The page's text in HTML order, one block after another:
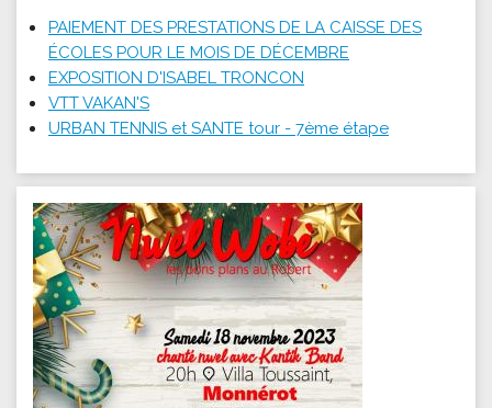
PAIEMENT DES PRESTATIONS DE LA CAISSE DES
ÉCOLES POUR LE MOIS DE DÉCEMBRE
EXPOSITION D'ISABEL TRONCON
VTT VAKAN'S
URBAN TENNIS et SANTE tour - 7ème étape